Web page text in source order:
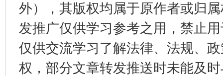
外），其版权均属于原作者或归
发推广仅供学习参考之用，禁止
仅供交流学习了解法律、法规、
权，部分文章转发推送时未能及
东山县通报“牛蛙产品抗生素超标问题” 法